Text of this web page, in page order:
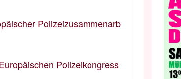
Polizeizusammenarb
Polizeikongress